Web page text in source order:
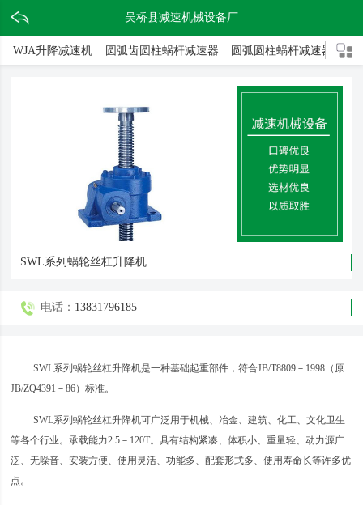
吴桥县减速机械设备厂
WJA升降减速机 圆弧齿圆柱蜗杆减速器 圆弧圆柱蜗杆减速器 二
SWL系列蜗轮丝杠升降机
电话： 13831796185
SWL系列蜗轮丝杠升降机是一种基础起重部件，符合JB/T8809－1998（原
JB/ZQ4391－86）标准。
SWL系列蜗轮丝杠升降机可广泛用于机械、冶金、建筑、化工、文化卫生
等各个行业。承载能力2.5－120T。具有结构紧凑、体积小、重量轻、动力源广
泛、无噪音、安装方便、使用灵活、功能多、配套形式多、使用寿命长等许多优
点。